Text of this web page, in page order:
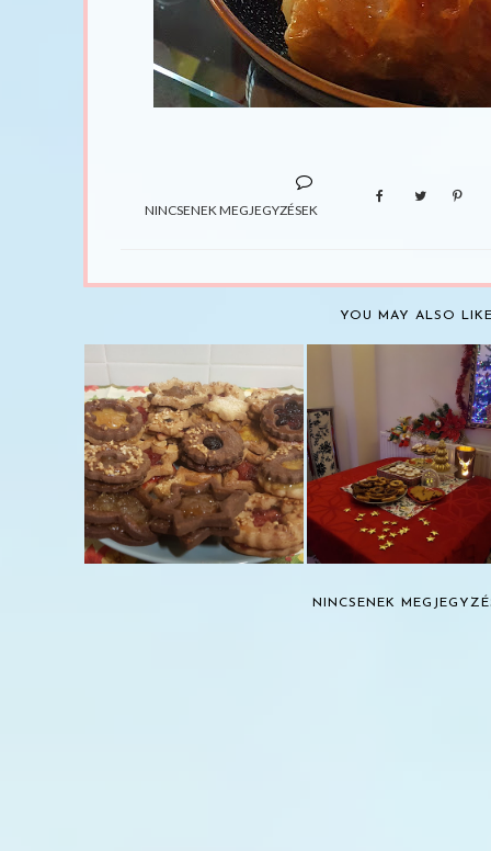
NINCSENEK MEGJEGYZÉSEK
YOU MAY ALSO
KARÁCSONYI
ELŐKÉSZÜLETEK #2:
LINZER...
KARÁCSONYI
ELŐKÉSZÜLETEK #1:
DEKORÁ...
NINCSENEK